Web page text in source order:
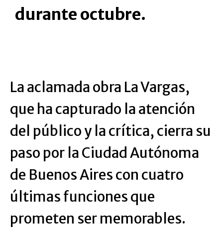
durante octubre.
La aclamada obra La Vargas,
que ha capturado la atención
del público y la crítica, cierra su
paso por la Ciudad Autónoma
de Buenos Aires con cuatro
últimas funciones que
prometen ser memorables.